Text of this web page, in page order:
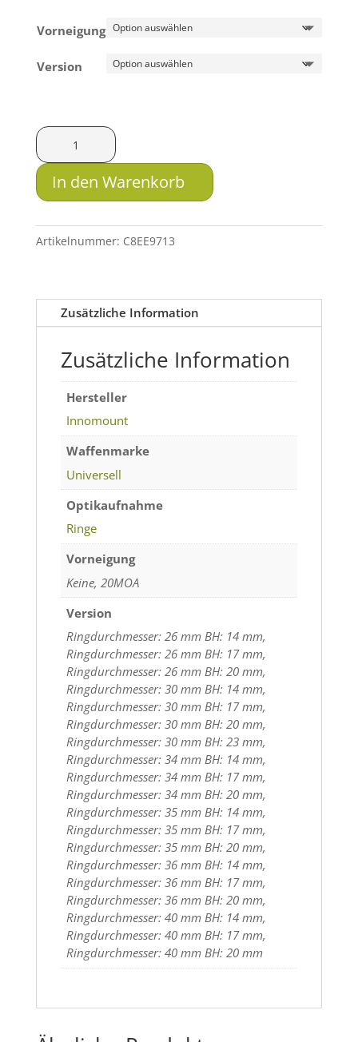
Vorneigung
Version
Innomount
Schnellspannmontage
QD
für
-
Ringmontage
Menge
In den Warenkorb
Artikelnummer: C8EE9713
Zusätzliche Information
Zusätzliche Information
Hersteller
Innomount
Waffenmarke
Universell
Optikaufnahme
Ringe
Vorneigung
Keine, 20MOA
Version
Ringdurchmesser: 26 mm BH: 14 mm,
Ringdurchmesser: 26 mm BH: 17 mm,
Ringdurchmesser: 26 mm BH: 20 mm,
Ringdurchmesser: 30 mm BH: 14 mm,
Ringdurchmesser: 30 mm BH: 17 mm,
Ringdurchmesser: 30 mm BH: 20 mm,
Ringdurchmesser: 30 mm BH: 23 mm,
Ringdurchmesser: 34 mm BH: 14 mm,
Ringdurchmesser: 34 mm BH: 17 mm,
Ringdurchmesser: 34 mm BH: 20 mm,
Ringdurchmesser: 35 mm BH: 14 mm,
Ringdurchmesser: 35 mm BH: 17 mm,
Ringdurchmesser: 35 mm BH: 20 mm,
Ringdurchmesser: 36 mm BH: 14 mm,
Ringdurchmesser: 36 mm BH: 17 mm,
Ringdurchmesser: 36 mm BH: 20 mm,
Ringdurchmesser: 40 mm BH: 14 mm,
Ringdurchmesser: 40 mm BH: 17 mm,
Ringdurchmesser: 40 mm BH: 20 mm